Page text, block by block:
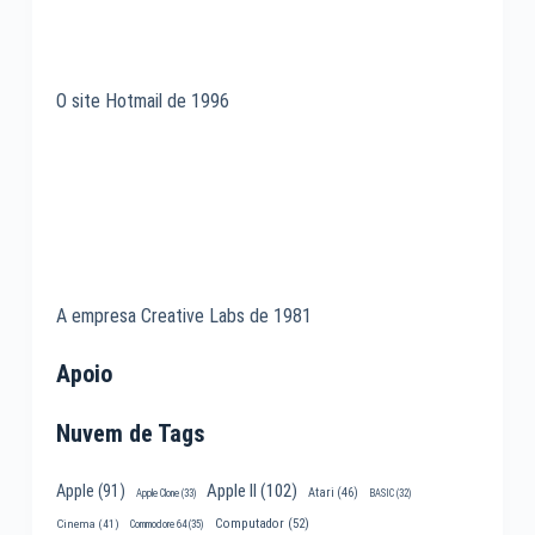
O site Hotmail de 1996
A empresa Creative Labs de 1981
Apoio
Nuvem de Tags
Apple (91) Apple Clone(33) Apple II (102) Atari (46) BASIC(32)
Cinema (41) Commodore 64(35) Computador(52)